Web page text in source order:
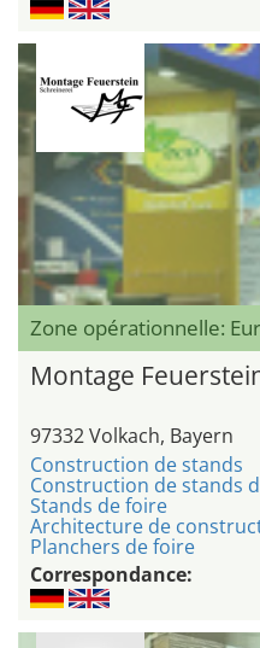
Zone opérationnelle:
Montage
97332 Volkach, Bayern
Construction de stands
Construction de stands
Stands de foire
Architecture de
Planchers de foire
Correspondance: